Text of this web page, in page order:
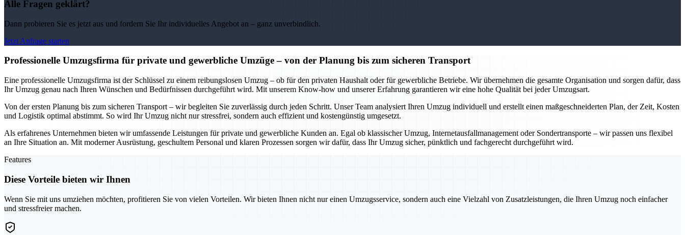
Alle Fragen geklärt?
Dann probieren Sie es jetzt aus und fordern Sie Ihr individuelles Angebot an – ganz unverbindlich.
Jetzt Anfrage starten
Professionelle Umzugsfirma für private und gewerbliche Umzüge – von der Planung bis zum sicheren Transport
Eine professionelle Umzugsfirma ist der Schlüssel zu einem reibungslosen Umzug – ob für den privaten Haushalt oder für gewerbliche Betriebe. Wir übernehmen die gesamte Organisation und sorgen dafür, dass
Ihr Umzug genau nach Ihren Wünschen und Bedürfnissen durchgeführt wird. Mit unserem Know-how und unserer Erfahrung garantieren wir eine hohe Qualität bei jeder Umzugsart.
Von der ersten Planung bis zum sicheren Transport – wir begleiten Sie zuverlässig durch jeden Schritt. Unser Team analysiert Ihren Umzug individuell und erstellt einen maßgeschneiderten Plan, der Zeit, Kosten
und Logistik optimal abstimmt. So wird Ihr Umzug nicht nur stressfrei, sondern auch effizient und kostengünstig umgesetzt.
Als erfahrenes Unternehmen bieten wir umfassende Leistungen für private und gewerbliche Kunden an. Egal ob klassischer Umzug, Internetausfallmanagement oder Sondertransporte – wir passen uns flexibel
an Ihre Situation an. Mit moderner Ausrüstung, geschultem Personal und klaren Prozessen sorgen wir dafür, dass Ihr Umzug sicher, pünktlich und fachgerecht durchgeführt wird.
Features
Diese Vorteile bieten wir Ihnen
Wenn Sie mit uns umziehen möchten, profitieren Sie von vielen Vorteilen. Wir bieten Ihnen nicht nur einen Umzugsservice, sondern auch eine Vielzahl von Zusatzleistungen, die Ihren Umzug noch einfacher
und stressfreier machen.